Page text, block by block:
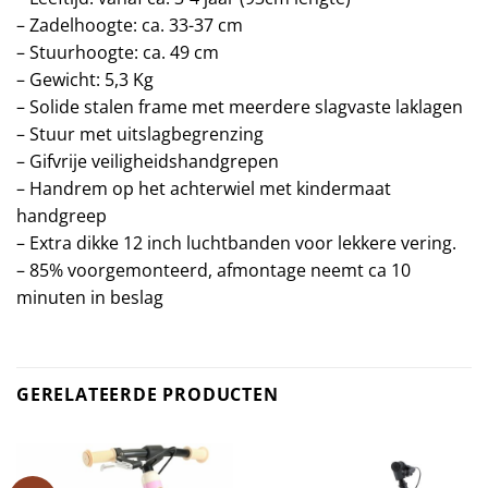
– Zadelhoogte: ca. 33-37 cm
– Stuurhoogte: ca. 49 cm
– Gewicht: 5,3 Kg
– Solide stalen frame met meerdere slagvaste laklagen
– Stuur met uitslagbegrenzing
– Gifvrije veiligheidshandgrepen
– Handrem op het achterwiel met kindermaat
handgreep
– Extra dikke 12 inch luchtbanden voor lekkere vering.
– 85% voorgemonteerd, afmontage neemt ca 10
minuten in beslag
GERELATEERDE PRODUCTEN